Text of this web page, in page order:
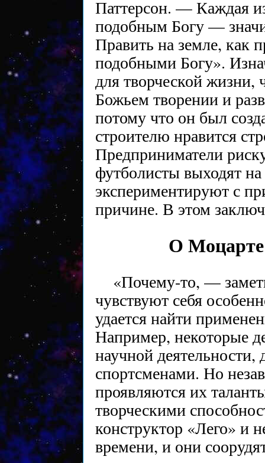
Паттерсон. — Каждая
подобным Богу —
Править на земле, как
подобными Богу».
для творческой жизни,
Божьем творении и
потому что он был
строителю нравится
Предприниматели
футболисты выходят
экспериментируют с
причине. В этом
О
«Почему-то, —
чувствуют себя
удается найти
Например, некоторые
научной
спортсменами. Но
проявляются их
творческими
конструктор «Лего» и
времени, и они